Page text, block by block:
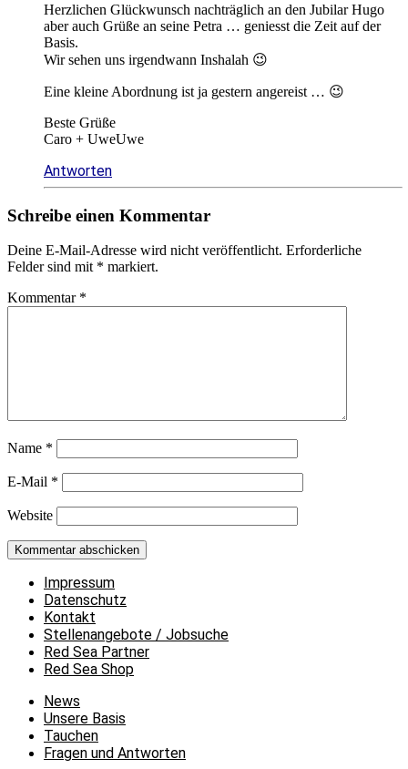
Herzlichen Glückwunsch nachträglich an den Jubilar Hugo
aber auch Grüße an seine Petra … geniesst die Zeit auf der
Basis.
Wir sehen uns irgendwann Inshalah 😉
Eine kleine Abordnung ist ja gestern angereist … 😉
Beste Grüße
Caro + UweUwe
Antworten
Schreibe einen Kommentar
Deine E-Mail-Adresse wird nicht veröffentlicht. Erforderliche
Felder sind mit * markiert.
Kommentar *
Name *
E-Mail *
Website
Impressum
Datenschutz
Kontakt
Stellenangebote / Jobsuche
Red Sea Partner
Red Sea Shop
News
Unsere Basis
Tauchen
Fragen und Antworten